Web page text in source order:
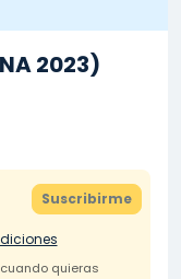
2023)
Suscribirme
quieras